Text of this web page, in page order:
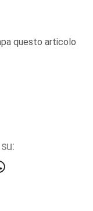
questo articolo